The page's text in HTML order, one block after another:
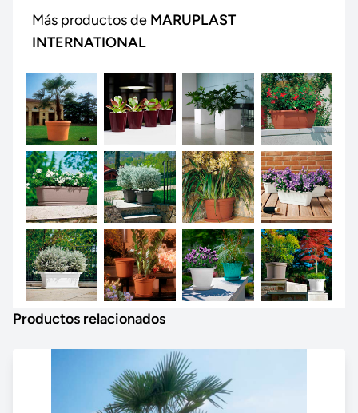
Más productos de MARUPLAST
INTERNATIONAL
Productos relacionados